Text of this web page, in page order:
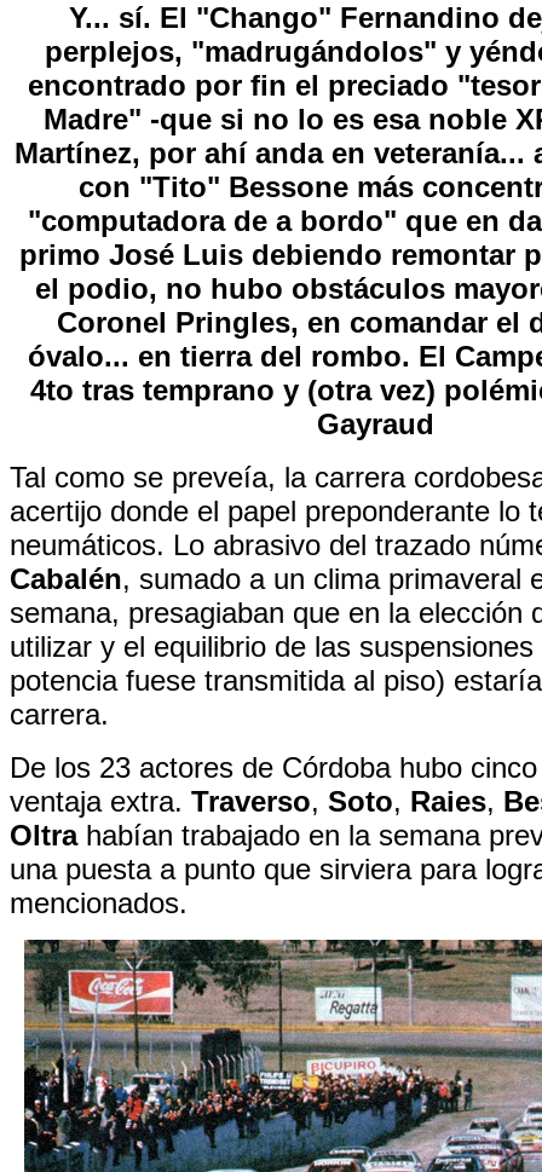
Y... sí. El "Chango" Fernandino
perplejos, "madrugándolos" y
encontrado por fin el preciado
Madre" -que si no lo es esa noble
Martínez, por ahí anda en veteranía...
con "Tito" Bessone más
"computadora de a bordo" que en
primo José Luis debiendo remontar
el podio, no hubo obstáculos
Coronel Pringles, en comandar el
óvalo... en tierra del rombo. El
4to tras temprano y (otra vez)
Gayraud
Tal como se preveía, la carrera
acertijo donde el papel preponderante lo
neumáticos. Lo abrasivo del trazado
Cabalén, sumado a un clima primaveral
semana, presagiaban que en la elección
utilizar y el equilibrio de las
potencia fuese transmitida al piso)
carrera.
De los 23 actores de Córdoba hubo
ventaja extra. Traverso, Soto, Raies,
Oltrahabían trabajado en la semana
una puesta a punto que sirviera para
mencionados.